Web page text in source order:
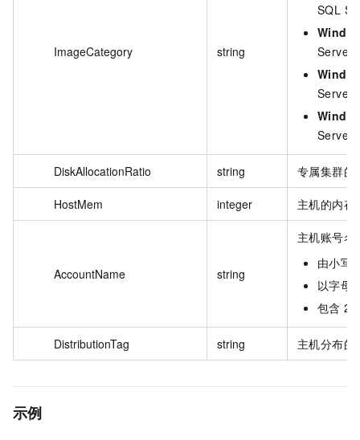
ImageCategory string
SQL
Server
Server
Server
DiskAllocationRatio string 专属集群的
HostMem integer 主机的内存
AccountName string
主机账号名
由小写
以字母
包含
DistributionTag string 主机分布的
示例